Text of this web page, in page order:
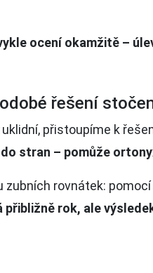
ocení okamžitě –
řešení
přistoupíme k
stran – pomůže
zubních rovnátek:
přibližně rok, ale